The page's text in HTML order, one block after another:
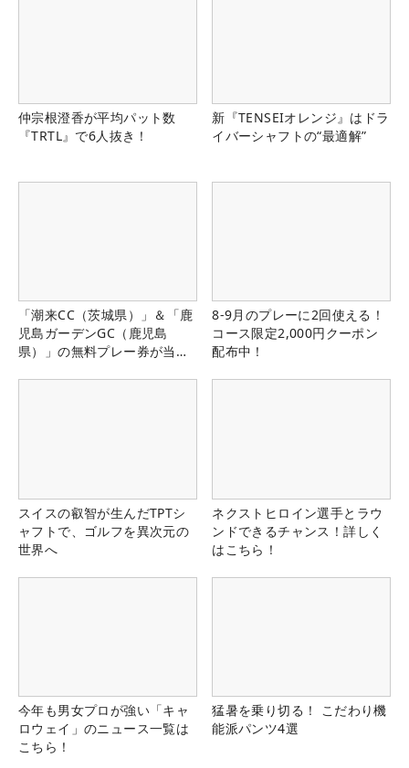
仲宗根澄香が平均パット数
『TRTL』で6人抜き！
新『TENSEIオレンジ』はドラ
イバーシャフトの“最適解”
「潮来CC（茨城県）」＆「鹿
児島ガーデンGC（鹿児島
県）」の無料プレー券が当た
8-9月のプレーに2回使える！
コース限定2,000円クーポン
配布中！
スイスの叡智が生んだTPTシ
ャフトで、ゴルフを異次元の
世界へ
ネクストヒロイン選手とラウ
ンドできるチャンス！詳しく
はこちら！
今年も男女プロが強い「キャ
ロウェイ」のニュース一覧は
こちら！
猛暑を乗り切る！ こだわり機
能派パンツ4選